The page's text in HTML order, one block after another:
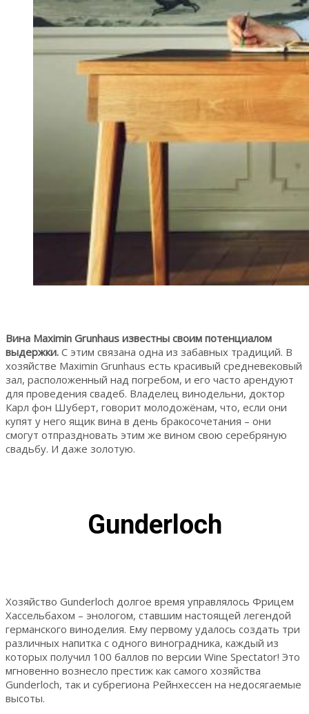
Вина Maximin Grunhaus известны своим потенциалом
выдержки. С этим связана одна из забавных традиций. В
хозяйстве Maximin Grunhaus есть красивый средневековый
зал, расположенный над погребом, и его часто арендуют
для проведения свадеб. Владелец винодельни, доктор
Карл фон Шуберт, говорит молодожёнам, что, если они
купят у него ящик вина в день бракосочетания – они
смогут отпраздновать этим же вином свою серебряную
свадьбу. И даже золотую.
Gunderloch
Хозяйство Gunderloch долгое время управлялось Фрицем
Хассельбахом – энологом, ставшим настоящей легендой
германского виноделия. Ему первому удалось создать три
различных напитка с одного виноградника, каждый из
которых получил 100 баллов по версии Wine Spectator! Это
мгновенно вознесло престиж как самого хозяйства
Gunderloch, так и субрегиона Рейнхессен на недосягаемые
высоты.